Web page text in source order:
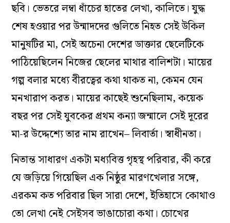
ছবি। ভেতরে লম্বা ধাঁচের হাতের লেখা, কালিতে। যুদ্ধ
শেষ হওয়ার পর উন্মাদদের গুলিতে নিহত সেই উকিল
মানুষটির মা, সেই অচেনা দেশের ডাক্তার ছেলেটিকে
পাঠিয়েছিলেন নিজের ছেলের মাথার বালিশটা। মায়ের
গল্প বলার মধ্যে বীরত্বের কথা থাকত না, কেমন যেন
মনখারাপ করত। মায়ের কাছেই শুনেছিলাম, কয়েক
বছর পর সেই যুবকের প্রথম কন্যা জন্মালে সেই দূরের
মা-র উদ্দেশ্যে তার নাম রাখেন– লিবার্তা। স্বাধীনতা।
নিতান্ত সাধারণ একটা মধ্যবিত্ত গৃহস্থ পরিবার, কী করে
যে জড়িয়ে গিয়েছিল এক নিষ্ঠুর মারণখেলার সঙ্গে,
এরকম কত পরিবার ছিল সারা দেশে, ইতিহাসে কোথাও
তো লেখা নেই সেইসব ভাঙাচোরা কথা। চোখের